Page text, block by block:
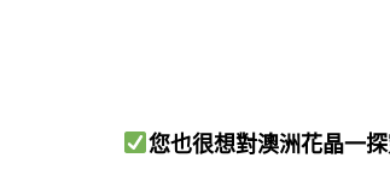
您也很想對澳洲花晶一